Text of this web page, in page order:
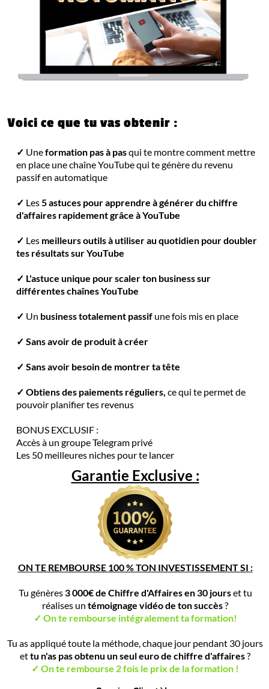
Voici ce que tu vas obtenir :
✓ Uneformation pas à pasqui te montre comment mettre
en place une chaîne YouTube qui te génère du revenu
passif en automatique
✓ Les5 astuces pour apprendre à générer du chiffre
d'affaires rapidement grâce à YouTube
✓ Les meilleurs outils à utiliser au quotidien pour doubler
tes résultats sur YouTube
✓ L'astuce unique pour scaler ton business sur
différentes chaînes YouTube
✓ Un business totalement passif une fois mis en place
✓ Sans avoir de produit à créer
✓ Sans avoir besoin de montrer ta tête
✓ Obtiens des paiements réguliers, ce qui te permet de
pouvoir planifier tes revenus
BONUS EXCLUSIF :
Accès à un groupe Telegram privé
Les 50 meilleures niches pour te lancer
Garantie Exclusive :
ON TE REMBOURSE 100 % TON INVESTISSEMENT SI :
Tu génères3 000€ de Chiffre d'Affaires en 30 jourset tu
réalises un témoignage vidéo de ton succès?
✓ On te rembourse intégralement ta formation!
Tu as appliqué toute la méthode, chaque jour pendant 30 jours
ettu n'as pas obtenu un seul euro de chiffre d'affaires?
✓ On te rembourse 2 fois le prix de la formation !